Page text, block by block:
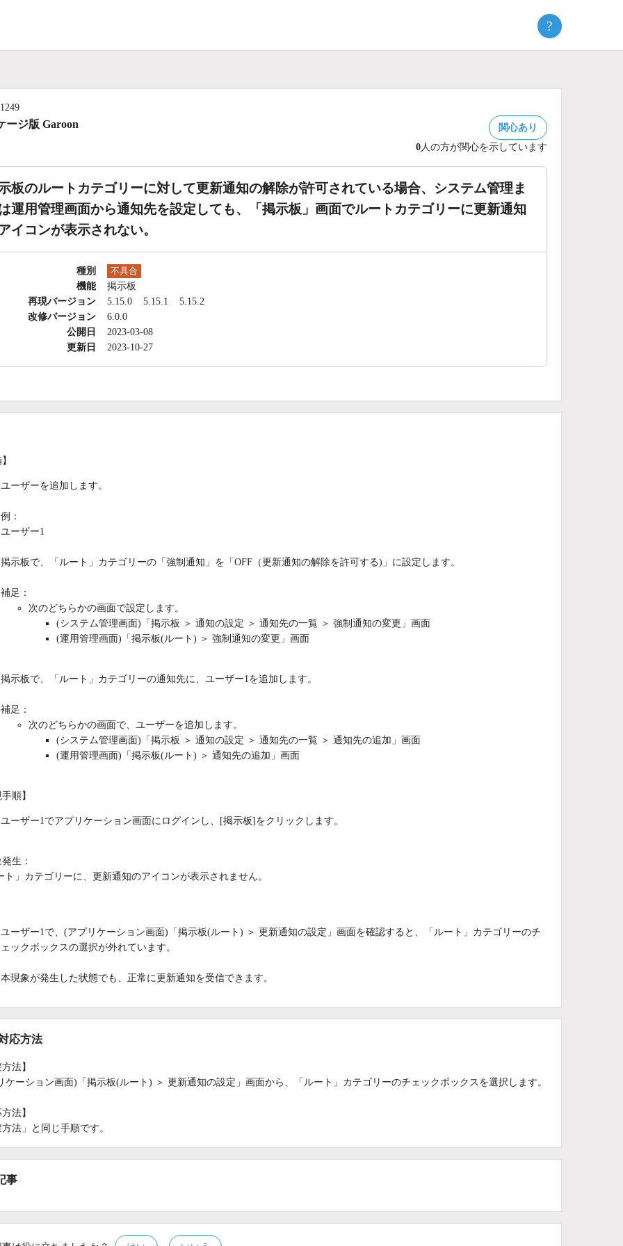
?
ージ版 Garoon
関心あり
0人の方が関心を示しています
板のルートカテゴリーに対して更新通知の解除が許可されている場合、システム管理ま
運用管理画面から通知先を設定しても、「掲示板」画面でルートカテゴリーに更新通知
イコンが表示されない。
種別 不具合
機能
掲示板
再現バージョン
5.15.0 5.15.1
5.15.2
改修バージョン
6.0.0
公開日
2023-03-08
更新日
2023-10-27
ユーザーを追加します。
例：
ユーザー1
掲示板で、「ルート」カテゴリーの「強制通知」を「OFF（更新通知の解除を許可する)」に設定します。
補足：
次のどちらかの画面で設定します。
(システム管理画面)「掲示板 ＞ 通知の設定 ＞ 通知先の一覧 ＞ 強制通知の変更」画面
(運用管理画面)「掲示板(ルート) ＞ 強制通知の変更」画面
掲示板で、「ルート」カテゴリーの通知先に、ユーザー1を追加します。
補足：
次のどちらかの画面で、ユーザーを追加します。
(システム管理画面)「掲示板 ＞ 通知の設定 ＞ 通知先の一覧 ＞ 通知先の追加」画面
(運用管理画面)「掲示板(ルート) ＞ 通知先の追加」画面
手順】
ユーザー1でアプリケーション画面にログインし、[掲示板]をクリックします。
生：
ト」カテゴリーに、更新通知のアイコンが表示されません。
ユーザー1で、(アプリケーション画面)「掲示板(ルート) ＞ 更新通知の設定」画面を確認すると、「ルート」カテゴリーのチ
ェックボックスの選択が外れています。
本現象が発生した状態でも、正常に更新通知を受信できます。
応方法
方法】
ケーション画面)「掲示板(ルート) ＞ 更新通知の設定」画面から、「ルート」カテゴリーのチェックボックスを選択します。
方法】
方法」と同じ手順です。
事